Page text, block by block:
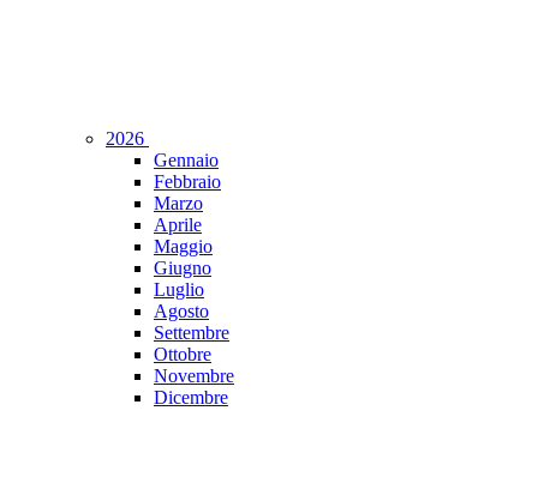
2026
Gennaio
Febbraio
Marzo
Aprile
Maggio
Giugno
Luglio
Agosto
Settembre
Ottobre
Novembre
Dicembre